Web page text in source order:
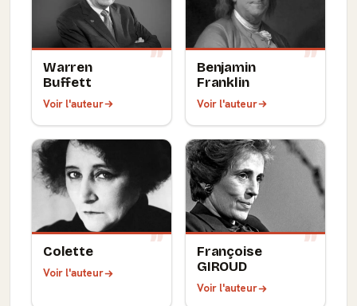
Warren
Buffett
Voir l'auteur
Benjamin
Franklin
Voir l'auteur
Colette
Voir l'auteur
Françoise
GIROUD
Voir l'auteur